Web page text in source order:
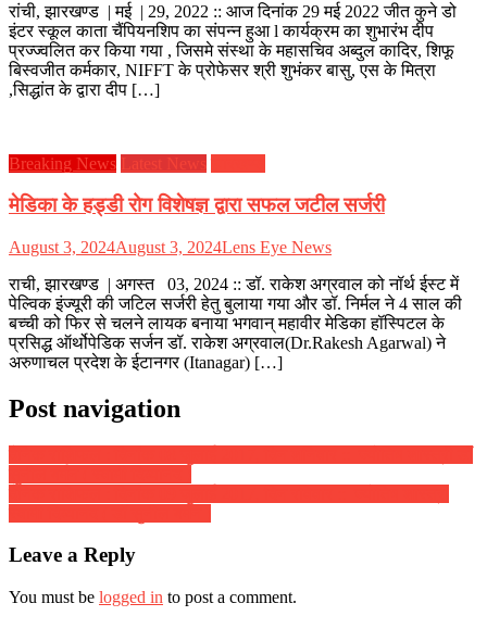
रांची, झारखण्ड | मई | 29, 2022 :: आज दिनांक 29 मई 2022 जीत कुने डो
इंटर स्कूल काता चैंपियनशिप का संपन्न हुआ l कार्यक्रम का शुभारंभ दीप
प्रज्ज्वलित कर किया गया , जिसमे संस्था के महासचिव अब्दुल कादिर, शिफू
बिस्वजीत कर्मकार, NIFFT के प्रोफेसर श्री शुभंकर बासु, एस के मित्रा
,सिद्धांत के द्वारा दीप […]
Breaking News Latest News
मेडिका के हड्डी रोग विशेषज्ञ द्वारा सफल जटील सर्जरी
August 3, 2024August 3, 2024Lens Eye News
राची, झारखण्ड | अगस्त 03, 2024 :: डॉ. राकेश अग्रवाल को नॉर्थ ईस्ट में
पेल्विक इंज्यूरी की जटिल सर्जरी हेतु बुलाया गया और डॉ. निर्मल ने 4 साल की
बच्ची को फिर से चलने लायक बनाया भगवान् महावीर मेडिका हॉस्पिटल के
प्रसिद्ध ऑर्थोपेडिक सर्जन डॉ. राकेश अग्रवाल(Dr.Rakesh Agarwal) ने
अरुणाचल प्रदेश के ईटानगर (Itanagar) […]
Post navigation
Leave a Reply
You must be logged in to post a comment.